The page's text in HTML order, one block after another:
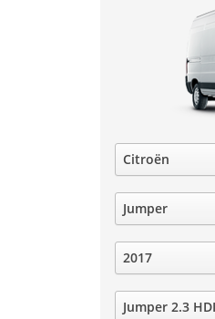
Marca
Citroën
Modelo
Jumper
Ano
2017
Versão
Jumper 2.3